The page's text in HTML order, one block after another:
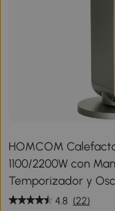
HOMCOM
1100/2200W con
Temporizador y
4.8 (22)